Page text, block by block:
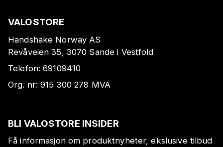
VALOSTORE
Handshake Norway AS
Revåveien 35, 3070 Sande i Vestfold
Telefon:69109410
Org. nr:915 300 278 MVA
BLI VALOSTORE INSIDER
Få informasjon om produktnyheter, ekslusive tilbud